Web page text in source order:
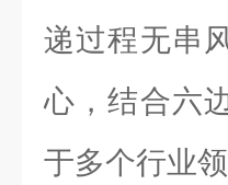
递过程无串
心，结合六
于多个行业领